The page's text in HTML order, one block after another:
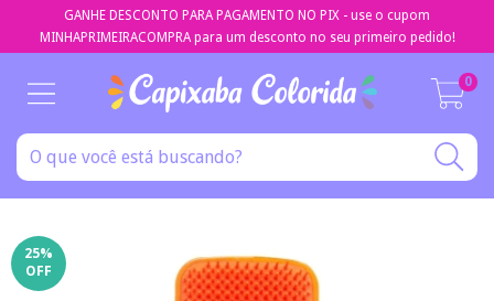
GANHE DESCONTO PARA PAGAMENTO NO PIX - use o cupom
MINHAPRIMEIRACOMPRA para um desconto no seu primeiro pedido!
0
25%
OFF